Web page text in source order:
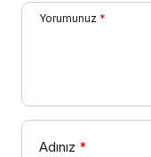
Yorumunuz *
Adınız *